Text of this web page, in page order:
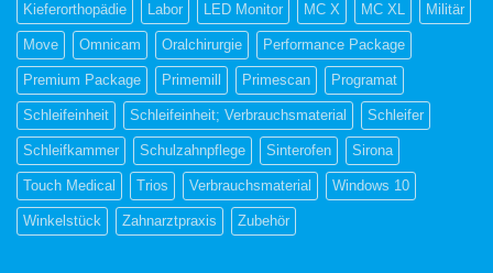
Kieferorthopädie Labor LED Monitor MC X MC XL Militär
Move Omnicam Oralchirurgie Performance Package
Premium Package Primemill Primescan Programat
Schleifeinheit Schleifeinheit; Verbrauchsmaterial Schleifer
Schleifkammer Schulzahnpflege Sinterofen Sirona
Touch Medical Trios Verbrauchsmaterial Windows 10
Winkelstück Zahnarztpraxis Zubehör